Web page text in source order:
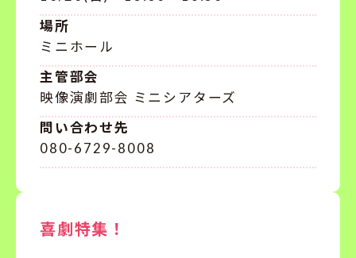
場所
ミニホール
主管部会
映像演劇部会 ミニシアターズ
問い合わせ先
080-6729-8008
喜劇特集！